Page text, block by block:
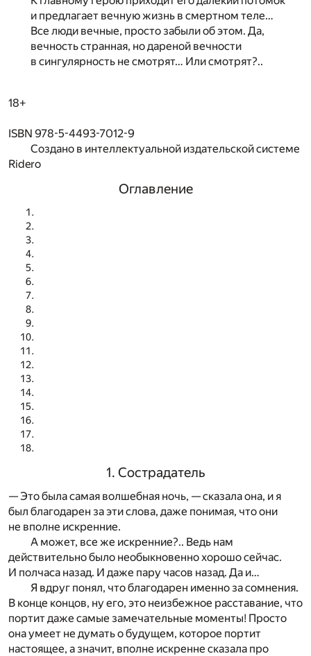
и предлагает вечную жизнь в смертном теле…
Все люди вечные, просто забыли об этом. Да,
вечность странная, но дареной вечности
в сингулярность не смотрят… Или смотрят?..
18+
ISBN 978-5-4493-7012-9
Создано в интеллектуальной издательской системе
Ridero
Оглавление
1. Сострадатель
— Это была самая волшебная ночь, — сказала она, и я
был благодарен за эти слова, даже понимая, что они
не вполне искренние.
А может, все же искренние?.. Ведь нам
действительно было необыкновенно хорошо сейчас.
И полчаса назад. И даже пару часов назад. Да и…
Я вдруг понял, что благодарен именно за сомнения.
В конце концов, ну его, это неизбежное расставание, что
портит даже самые замечательные моменты! Просто
она умеет не думать о будущем, которое портит
настоящее, а значит, вполне искренне сказала про